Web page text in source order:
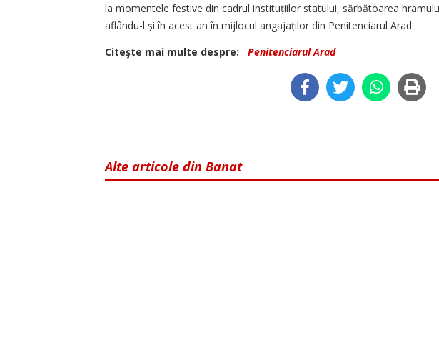
la momentele festive din cadrul instituțiilor statului, sărbătoarea
aflându-l și în acest an în mijlocul angajaților din Penitenciarul Arad.
Citeşte mai multe despre:
Penitenciarul Arad
Alte articole din Banat